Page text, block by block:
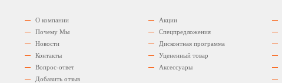
О компании
Почему Мы
Новости
Контакты
Вопрос-ответ
Добавить отзыв
Акции
Спецпредложения
Дисконтная программа
Уцененный товар
Аксессуары